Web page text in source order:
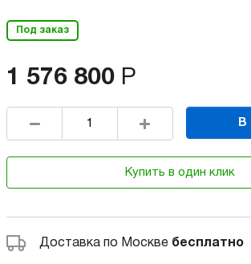
Под заказ
1 576 800 Р
В
Купить в один клик
Доставка по Москве бесплатно